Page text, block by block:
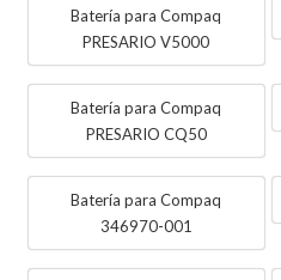
Batería para Compaq
PRESARIO V5000
Batería para Compaq
PRESARIO CQ50
Batería para Compaq
346970-001